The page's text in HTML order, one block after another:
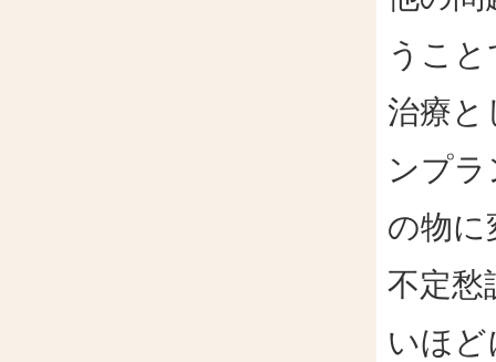
うこ
治療と
ンプ
の物に
不定愁
いほ